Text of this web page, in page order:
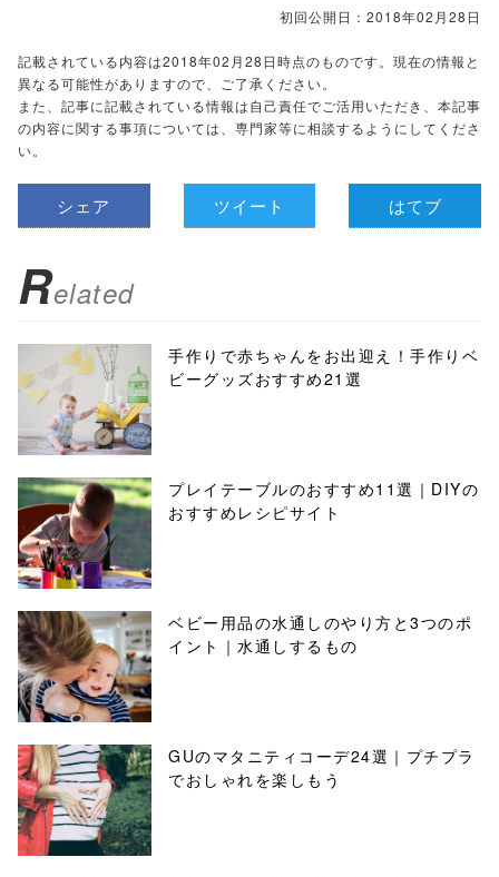
初回公開日：2018年02月28日
記載されている内容は2018年02月28日時点のものです。現在の情報と
異なる可能性がありますので、ご了承ください。
また、記事に記載されている情報は自己責任でご活用いただき、本記事
の内容に関する事項については、専門家等に相談するようにしてくださ
い。
シェア ツイート はてブ
Related
手作りで赤ちゃんをお出迎え！手作りベ
ビーグッズおすすめ21選
プレイテーブルのおすすめ11選｜DIYの
おすすめレシピサイト
ベビー用品の水通しのやり方と3つのポ
イント｜水通しするもの
GUのマタニティコーデ24選｜プチプラ
でおしゃれを楽しもう